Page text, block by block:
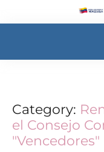
Category:
el Consejo
"Vencedores"